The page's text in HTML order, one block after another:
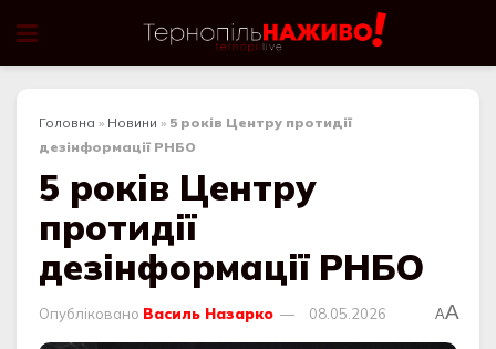
Головна » Новини » 5 років Центру протидії
дезінформації РНБО
5 років Центру
протидії
дезінформації РНБО
Опубліковано Василь Назарко 08.05.2026 AA